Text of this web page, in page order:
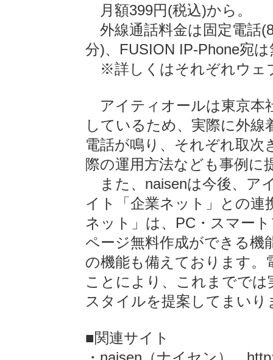
月額399円(税込)から。
外線通話料金は固定電話
分)、FUSION IP-Phone宛は
※詳しくはそれぞれウェ
アイティオールは東京本
しているため、実際に外線
電話が鳴り、それぞれ取
際の運用方法なども事例に
また、naisenは今後、ア
イト「企業ネット」との連
ネット」は、PC・スマー
ページ無料作成ができる機
の機能も備えております
ことにより、これまでで
スタイルを提案してまいり
■関連サイト